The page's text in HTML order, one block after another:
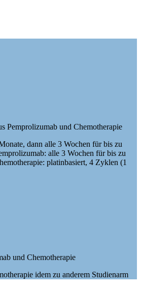
Pemprolizumab und Chemotherapie
dann alle 3 Wochen für bis zu
alle 3 Wochen für bis zu
platinbasiert, 4 Zyklen (1
und Chemotherapie
idem zu anderem Studienarm